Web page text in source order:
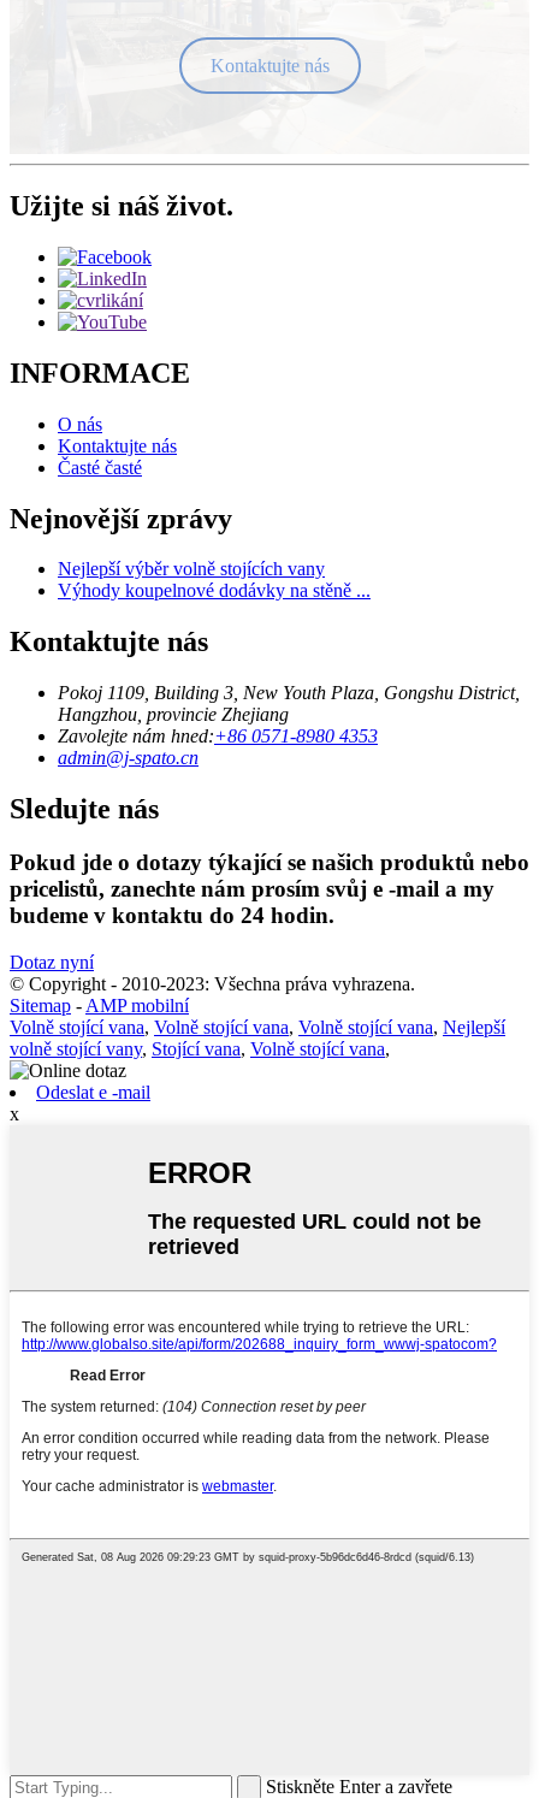
Kontaktujte nás
Užijte si náš život.
INFORMACE
O nás
Kontaktujte nás
Časté časté
Nejnovější zprávy
Nejlepší výběr volně stojících vany
Výhody koupelnové dodávky na stěně ...
Kontaktujte nás
Pokoj 1109, Building 3, New Youth Plaza, Gongshu District,
Hangzhou, provincie Zhejiang
Zavolejte nám hned:+86 0571-8980 4353
admin@j-spato.cn
Sledujte nás
Pokud jde o dotazy týkající se našich produktů nebo
pricelistů, zanechte nám prosím svůj e -mail a my
budeme v kontaktu do 24 hodin.
Dotaz nyní
© Copyright - 2010-2023: Všechna práva vyhrazena.
Sitemap - AMP mobilní
Volně stojící vana, Volně stojící vana, Volně stojící vana, Nejlepší
volně stojící vany, Stojící vana, Volně stojící vana,
Odeslat e -mail
x
Stiskněte Enter a zavřete